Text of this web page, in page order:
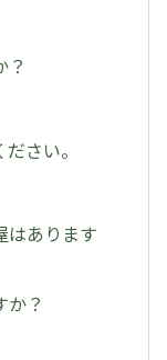
？
さい。
はあります
か？